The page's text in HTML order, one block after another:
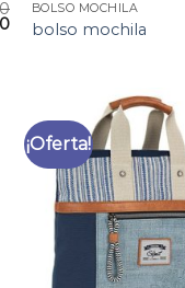
BOLSO MOCHILA
bolso mochila
¡Oferta!